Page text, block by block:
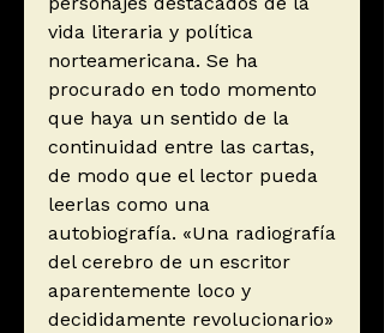
vida literaria y política
norteamericana. Se ha
procurado en todo momento
que haya un sentido de la
continuidad entre las cartas,
de modo que el lector pueda
leerlas como una
autobiografía. «Una radiografía
del cerebro de un escritor
aparentemente loco y
decididamente revolucionario»